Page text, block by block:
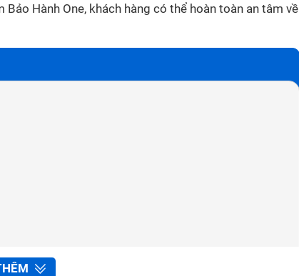
Hành One, khách hàng có thể hoàn toàn an tâm về
Tâm Bảo Hành One